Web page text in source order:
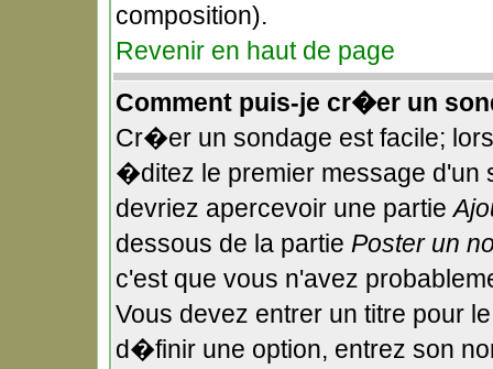
composition).
Revenir en haut de page
Comment puis-je cr�er un
Cr�er un sondage est facile;
�ditez le premier message d'un
devriez apercevoir une partie
dessous de la partie Poster un
c'est que vous n'avez
Vous devez entrer un titre pour
d�finir une option, entrez son